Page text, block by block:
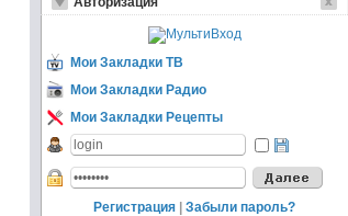
Мои Закладки ТВ
Мои Закладки Радио
Мои Закладки Рецепты
Регистрация Забыли пароль?